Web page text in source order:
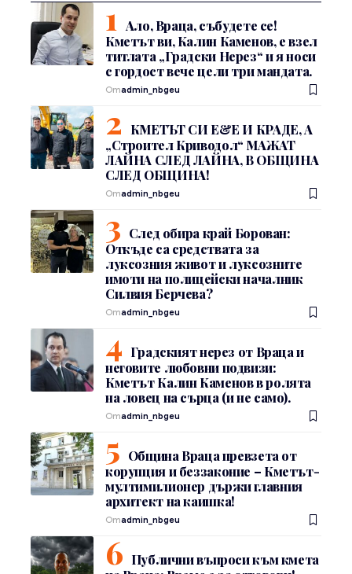
Ало, Враца, събудете се!
Кметът ви, Калин Каменов, е взел
титлата „Градски Нерез“ и я носи
с гордост вече цели три мандата.
Отadmin_nbgeu
КМЕТЪТ СИ Е&Е И КРАДЕ, А
„Строител Криводол“ МАЖАТ
ЛАЙНА СЛЕД ЛАЙНА, В ОБЩИНА
СЛЕД ОБЩИНА!
Отadmin_nbgeu
След обира край Борован:
Откъде са средствата за
луксозния живот и луксозните
имоти на полицейски началник
Силвия Берчева?
Отadmin_nbgeu
Градският нерез от Враца и
неговите любовни подвизи:
Кметът Калин Каменов в ролята
на ловец на сърца (и не само).
Отadmin_nbgeu
Община Враца превзета от
корупция и беззаконие – Кметът-
мултимилионер държи главния
архитект на каишка!
Отadmin_nbgeu
Публични въпроси към кмета